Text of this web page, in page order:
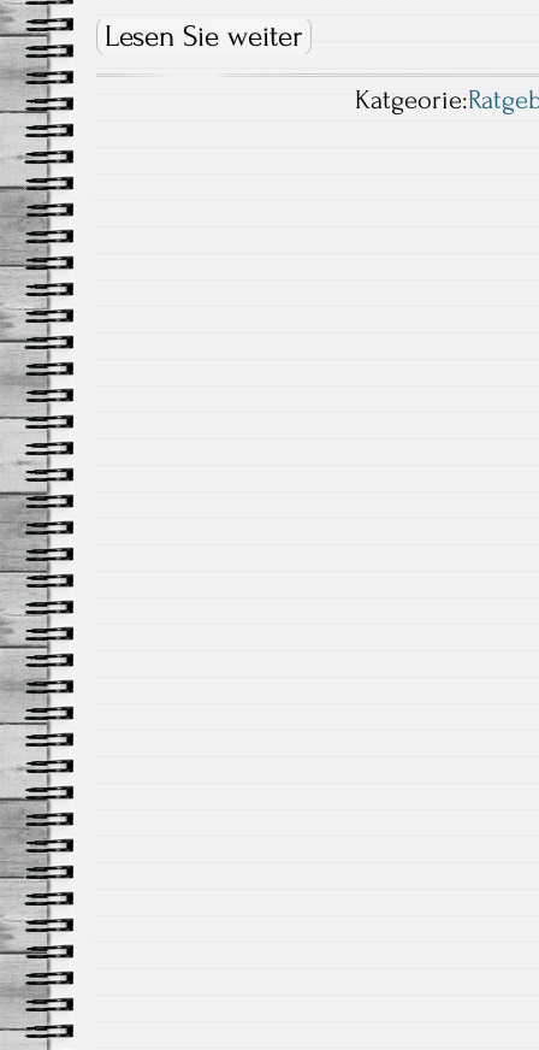
Lesen Sie weiter
Katgeorie: